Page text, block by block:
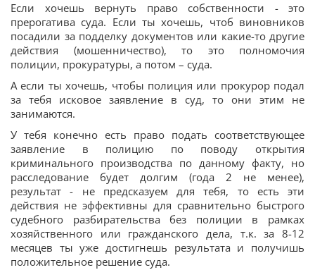
Если хочешь вернуть право собственности - это
прерогатива суда. Если ты хочешь, чтоб виновников
посадили за подделку документов или какие-то другие
действия (мошенничество), то это полномочия
полиции, прокуратуры, а потом – суда.
А если ты хочешь, чтобы полиция или прокурор подал
за тебя исковое заявление в суд, то они этим не
занимаются.
У тебя конечно есть право подать соответствующее
заявление в полицию по поводу открытия
криминального производства по данному факту, но
расследование будет долгим (года 2 не менее),
результат - не предсказуем для тебя, то есть эти
действия не эффективны для сравнительно быстрого
судебного разбирательства без полиции в рамках
хозяйственного или гражданского дела, т.к. за 8-12
месяцев ты уже достигнешь результата и получишь
положительное решение суда.